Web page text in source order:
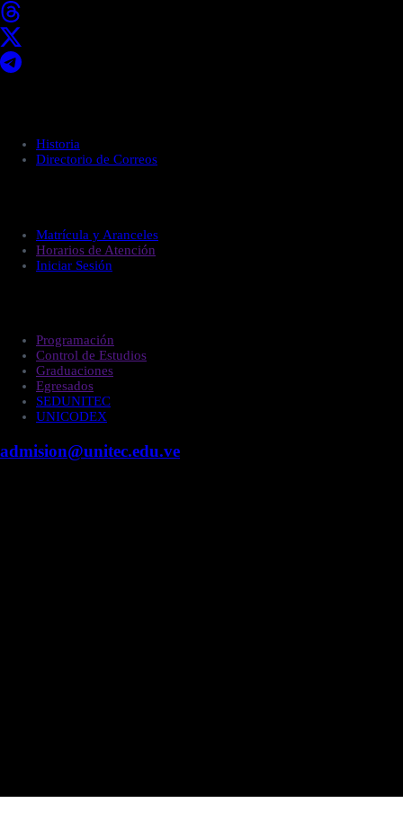
Historia
Directorio de Correos
Matrícula y Aranceles
Horarios de Atención
Iniciar Sesión
Programación
Control de Estudios
Graduaciones
Egresados
SEDUNITEC
UNICODEX
admision@unitec.edu.ve